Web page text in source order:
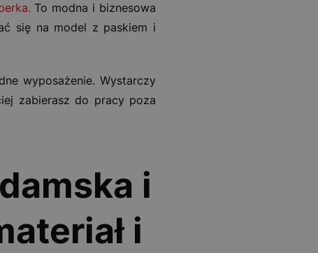
To modna i biznesowa
się na model z paskiem i
wyposażenie. Wystarczy
zabierasz do pracy poza
i
i